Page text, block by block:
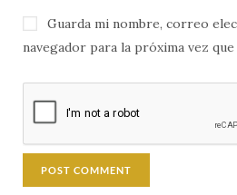
Guarda mi nombre, correo
navegador para la próxima vez